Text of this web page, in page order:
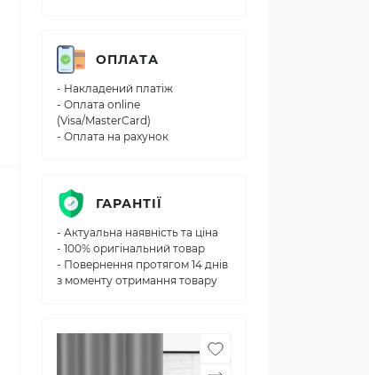
ОПЛАТА
- Накладений платіж
- Оплата online
(Visa/MasterCard)
- Оплата на рахунок
ГАРАНТІЇ
- Актуальна наявність та ціна
- 100% оригінальний товар
- Повернення протягом 14 днів
з моменту отримання товару